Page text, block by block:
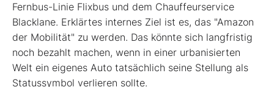
Fernbus-Linie Flixbus und dem Chauffeurservice
Blacklane. Erklärtes internes Ziel ist es, das "Amazon
der Mobilität" zu werden. Das könnte sich langfristig
noch bezahlt machen, wenn in einer urbanisierten
Welt ein eigenes Auto tatsächlich seine Stellung als
Statussymbol verlieren sollte.